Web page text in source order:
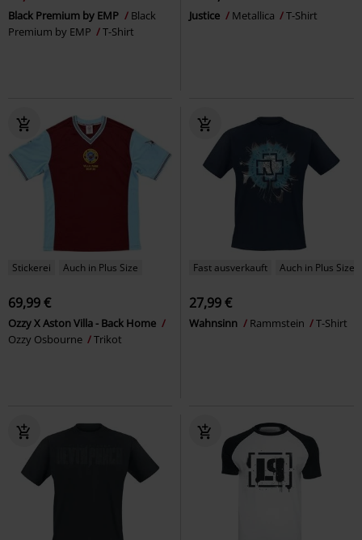
Black Premium by EMP
Black
Premium by EMP
T-Shirt
Justice Metallica T-Shirt
Stickerei Auch in Plus Size
69,99 €
Ozzy X Aston Villa - Back Home
Ozzy Osbourne
Trikot
Fast ausverkauft Auch in Plus Size
27,99 €
Wahnsinn Rammstein T-Shirt